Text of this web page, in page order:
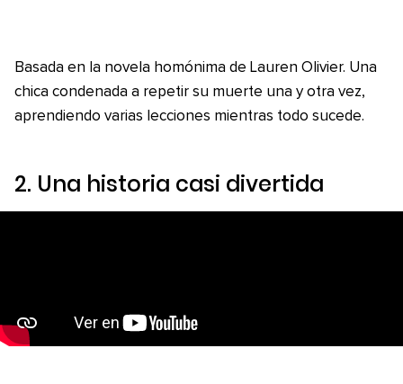
Basada en la novela homónima de Lauren Olivier. Una
chica condenada a repetir su muerte una y otra vez,
aprendiendo varias lecciones mientras todo sucede.
2. Una historia casi divertida